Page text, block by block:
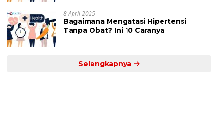
8 April 2025
Bagaimana Mengatasi Hipertensi
Tanpa Obat? Ini 10 Caranya
Selengkapnya